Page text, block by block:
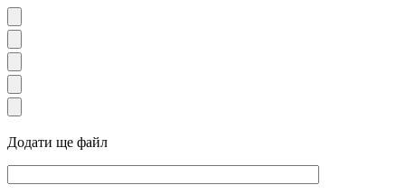
Додати ще файл